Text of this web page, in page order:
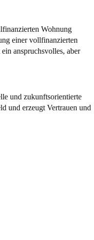
Wohnung
einer vollfinanzierten
anspruchsvolles, aber